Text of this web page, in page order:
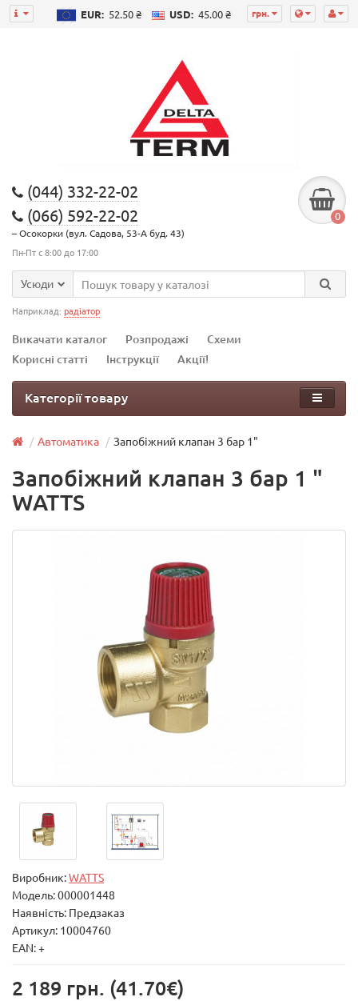
грн.
EUR: 52.50 ₴ USD: 45.00 ₴
(044) 332-22-02
(066) 592-22-02
– Осокорки (вул. Садова, 53-А буд. 43)
Пн-Пт с 8:00 до 17:00
0
Усюди
Наприклад: радіатор
Викачати каталог Розпродажі
Схеми
Корисні статті
Інструкції Акції!
Категорії товару
Автоматика Запобіжний клапан 3 бар 1"
Запобіжний клапан 3 бар 1 "
WATTS
Виробник:WATTS
Модель:000001448
Наявність: Предзаказ
Артикул: 10004760
EAN: +
2 189 грн. (41.70€)